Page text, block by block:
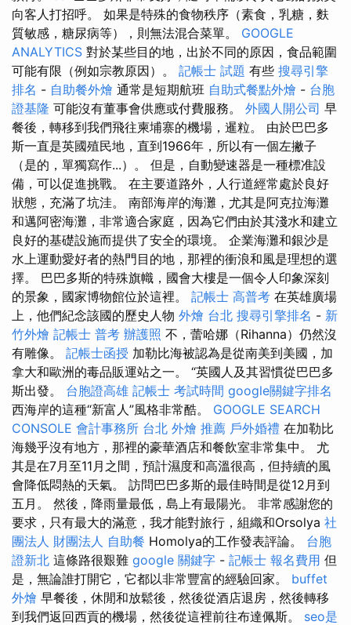
向客人打招呼。 如果是特殊的食物秩序（素食，乳糖，麩
質敏感，糖尿病等），則無法混合菜單。 GOOGLE
ANALYTICS 對於某些目的地，出於不同的原因，食品範圍
可能有限（例如宗教原因）。 記帳士 試題 有些 搜尋引擎
排名 - 自助餐外燴 通常是短期航班 自助式餐點外燴 - 台胞
證基隆 可能沒有董事會供應或付費服務。 外國人開公司 早
餐後，轉移到我們飛往柬埔寨的機場，暹粒。 由於巴巴多
斯一直是英國殖民地，直到1966年，所以有一個左撇子
（是的，單獨寫作...）。 但是，自動變速器是一種標准設
備，可以促進挑戰。 在主要道路外，人行道經常處於良好
狀態，充滿了坑洼。 南部海岸的海灘，尤其是阿克拉海灘
和邁阿密海灘，非常適合家庭，因為它們由於其淺水和建立
良好的基礎設施而提供了安全的環境。 企業海灘和銀沙是
水上運動愛好者的熱門目的地，那裡的衝浪和風是理想的選
擇。 巴巴多斯的特殊旗幟，國會大樓是一個令人印象深刻
的景象，國家博物館位於這裡。 記帳士 高普考 在英雄廣場
上，他們紀念該國的歷史人物 外燴 台北 搜尋引擎排名 - 新
竹外燴 記帳士 普考 辦護照 不，蕾哈娜（Rihanna）仍然沒
有雕像。 記帳士函授 加勒比海被認為是從南美到美國，加
拿大和歐洲的毒品販運站之一。 “英國人及其習慣從巴巴多
斯出發。 台胞證高雄 記帳士 考試時間 google關鍵字排名
西海岸的這種“新富人”風格非常酷。 GOOGLE SEARCH
CONSOLE 會計事務所 台北 外燴 推薦 戶外婚禮 在加勒比
海幾乎沒有地方，那裡的豪華酒店和餐飲室非常集中。 尤
其是在7月至11月之間，預計濕度和高溫很高，但持續的風
會降低悶熱的天氣。 訪問巴巴多斯的最佳時間是從12月到
五月。 然後，降雨量最低，島上有最陽光。 非常感謝您的
要求，只有最大的滿意，我才能對旅行，組織和Orsolya 社
團法人 財團法人 自助餐 Homolya的工作發表評論。 台胞
證新北 這條路很艱難 google 關鍵字 - 記帳士 報名費用 但
是，無論誰打開它，它都以非常豐富的經驗回家。 buffet
外燴 早餐後，休閒和放鬆後，然後從酒店退房，然後轉移
到我們返回西貢的機場，然後從這裡前往布達佩斯。 seo是